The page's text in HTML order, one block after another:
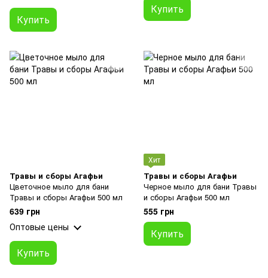
Купить
Купить
Травы и сборы Агафьи
Цветочное мыло для бани
Травы и сборы Агафьи 500 мл
639 грн
Оптовые цены
Купить
Хит
Травы и сборы Агафьи
Черное мыло для бани Травы
и сборы Агафьи 500 мл
555 грн
Купить